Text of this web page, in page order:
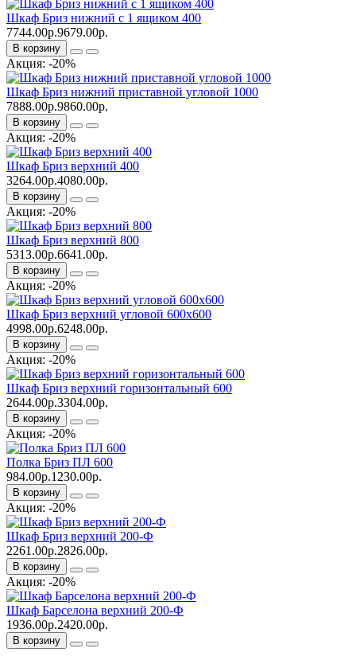
Шкаф Бриз нижний с 1 ящиком 400
7744.00р.9679.00р.
В корзину
Акция: -20%
Шкаф Бриз нижний приставной угловой 1000
7888.00р.9860.00р.
В корзину
Акция: -20%
Шкаф Бриз верхний 400
3264.00р.4080.00р.
В корзину
Акция: -20%
Шкаф Бриз верхний 800
5313.00р.6641.00р.
В корзину
Акция: -20%
Шкаф Бриз верхний угловой 600x600
4998.00р.6248.00р.
В корзину
Акция: -20%
Шкаф Бриз верхний горизонтальный 600
2644.00р.3304.00р.
В корзину
Акция: -20%
Полка Бриз ПЛ 600
984.00р.1230.00р.
В корзину
Акция: -20%
Шкаф Бриз верхний 200-Ф
2261.00р.2826.00р.
В корзину
Акция: -20%
Шкаф Барселона верхний 200-Ф
1936.00р.2420.00р.
В корзину